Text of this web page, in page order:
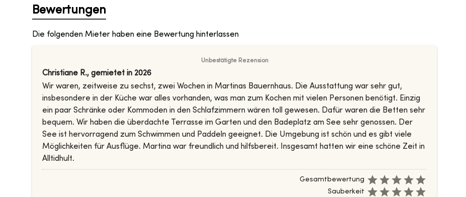
Bewertungen
Die folgenden Mieter haben eine Bewertung hinterlassen
Unbestätigte Rezension
Christiane R., gemietet in 2026
Wir waren, zeitweise zu sechst, zwei Wochen in Martinas Bauernhaus. Die Ausstattung war sehr gut,
insbesondere in der Küche war alles vorhanden, was man zum Kochen mit vielen Personen benötigt. Einzig
ein paar Schränke oder Kommoden in den Schlafzimmern wären toll gewesen. Dafür waren die Betten sehr
bequem. Wir haben die überdachte Terrasse im Garten und den Badeplatz am See sehr genossen. Der
See ist hervorragend zum Schwimmen und Paddeln geeignet. Die Umgebung ist schön und es gibt viele
Möglichkeiten für Ausflüge. Martina war freundlich und hilfsbereit. Insgesamt hatten wir eine schöne Zeit in
Alltidhult.
Gesamtbewertung
Sauberkeit